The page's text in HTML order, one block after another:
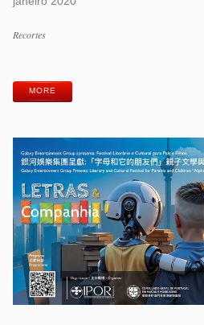
Categorias
Recortes
MORE